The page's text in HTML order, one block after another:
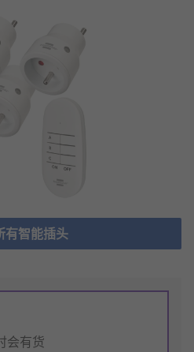
有智能插头
会有货